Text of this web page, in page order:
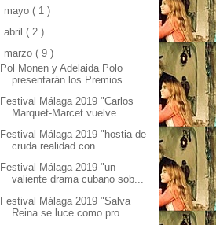
mayo ( 1 )
abril ( 2 )
marzo ( 9 )
Pol Monen y Adelaida Polo
presentarán los Premios ...
Festival Málaga 2019 "Carlos
Marquet-Marcet vuelve...
Festival Málaga 2019 "hostia de
cruda realidad con...
Festival Málaga 2019 "un
valiente drama cubano sob...
Festival Málaga 2019 "Salva
Reina se luce como pro...